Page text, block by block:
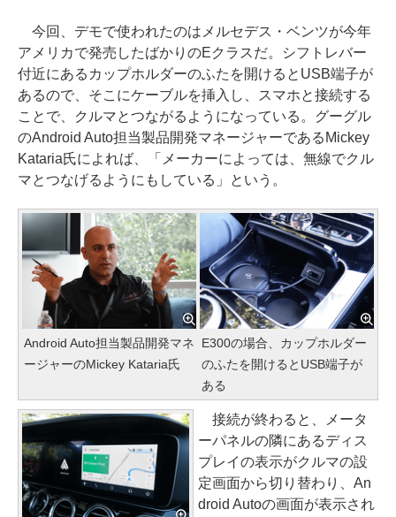
今回、デモで使われたのはメルセデス・ベンツが今年
アメリカで発売したばかりのEクラスだ。シフトレバー
付近にあるカップホルダーのふたを開けるとUSB端子が
あるので、そこにケーブルを挿入し、スマホと接続する
ことで、クルマとつながるようになっている。グーグル
のAndroid Auto担当製品開発マネージャーであるMickey
Kataria氏によれば、「メーカーによっては、無線でクル
マとつなげるようにもしている」という。
Android Auto担当製品開発マネ
ージャーのMickey Kataria氏
E300の場合、カップホルダー
のふたを開けるとUSB端子が
ある
接続が終わると、メータ
ーパネルの隣にあるディス
プレイの表示がクルマの設
定画面から切り替わり、An
droid Autoの画面が表示され